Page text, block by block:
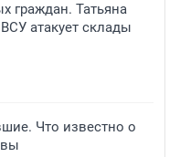
граждан. Татьяна
атакует склады
Что известно о